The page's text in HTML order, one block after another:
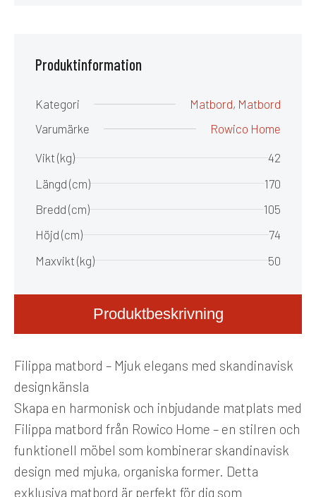
Produktbeskrivning
Filippa matbord – Mjuk elegans med skandinavisk
designkänsla
Skapa en harmonisk och inbjudande matplats med
Filippa matbord från Rowico Home – en stilren och
funktionell möbel som kombinerar skandinavisk
design med mjuka, organiska former. Detta
exklusiva matbord är perfekt för dig som
Produktinformation
Kategori Matbord, Matbord
Varumärke
Rowico Home
Vikt (kg)
42
Längd (cm)
170
Bredd (cm)
105
Höjd (cm)
74
Maxvikt (kg)
50